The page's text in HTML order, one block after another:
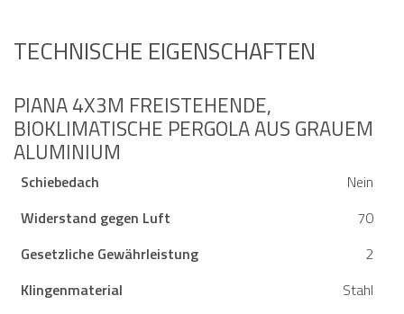
TECHNISCHE EIGENSCHAFTEN
PIANA 4X3M FREISTEHENDE,
BIOKLIMATISCHE PERGOLA AUS GRAUEM
ALUMINIUM
Schiebedach
Nein
Widerstand gegen Luft
70
Gesetzliche Gewährleistung
2
Klingenmaterial
Stahl